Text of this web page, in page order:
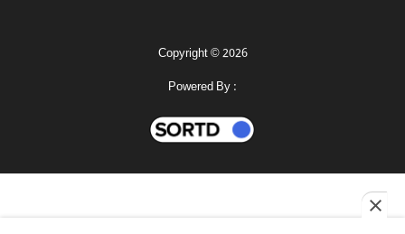
Copyright © 2026
Powered By :